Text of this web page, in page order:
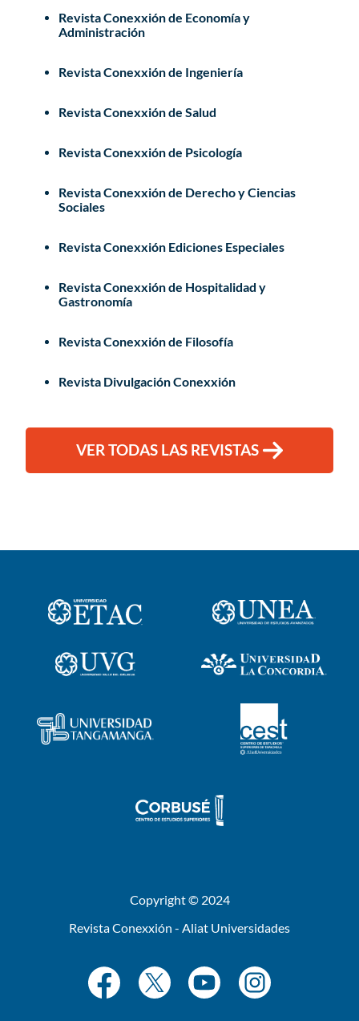
Revista Conexxión de Economía y
Administración
Revista Conexxión de Ingeniería
Revista Conexxión de Salud
Revista Conexxión de Psicología
Revista Conexxión de Derecho y Ciencias
Sociales
Revista Conexxión Ediciones Especiales
Revista Conexxión de Hospitalidad y
Gastronomía
Revista Conexxión de Filosofía
Revista Divulgación Conexxión
VER TODAS LAS REVISTAS
Copyright © 2024
Revista Conexxión - Aliat Universidades